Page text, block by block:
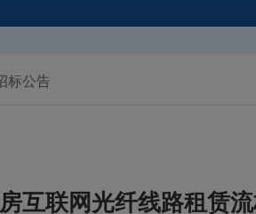
标公告
互联网光纤线路租赁